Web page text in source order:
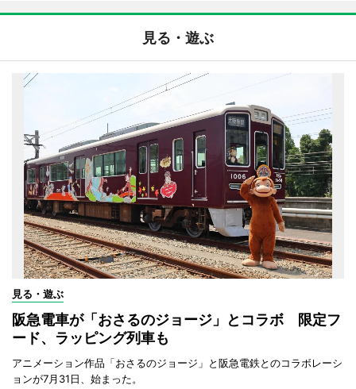
見る・遊ぶ
見る・遊ぶ
阪急電車が「おさるのジョージ」とコラボ 限定フ
ード、ラッピング列車も
アニメーション作品「おさるのジョージ」と阪急電鉄とのコラボレーシ
ョンが7月31日、始まった。